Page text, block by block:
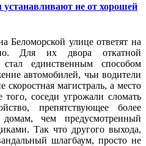
не от хорошей
улице ответят на
Для их двора откатной
единственным способом
автомобилей, чьи водители
скоростная магистраль, а место
соседи угрожали сломать
препятствующее более
чем предусмотренный
Так что другого выхода,
шлагбаум, просто не